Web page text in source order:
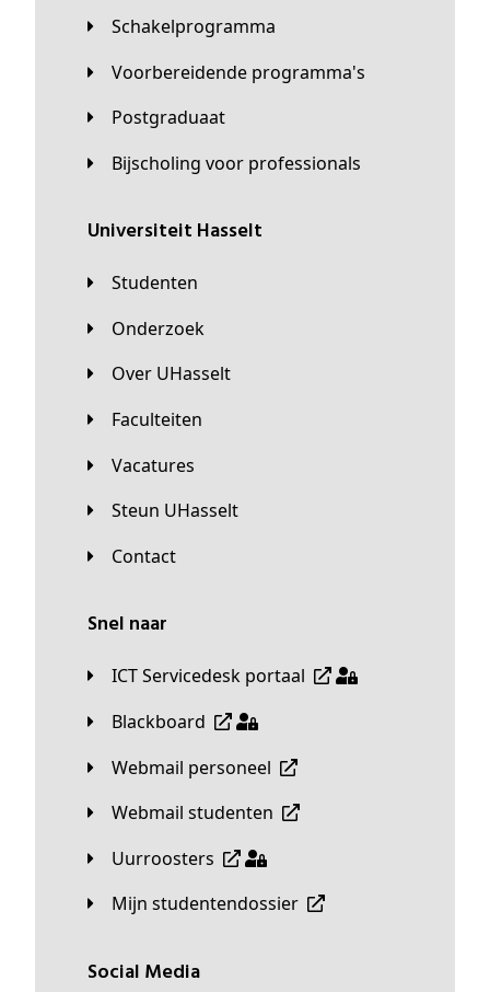
Schakelprogramma
Voorbereidende programma's
Postgraduaat
Bijscholing voor professionals
universiteit Hasselt
Studenten
Onderzoek
Over UHasselt
Faculteiten
Vacatures
Steun UHasselt
Contact
Snel naar
ICT Servicedesk portaal
Blackboard
Webmail personeel
Webmail studenten
Uurroosters
Mijn studentendossier
Social Media